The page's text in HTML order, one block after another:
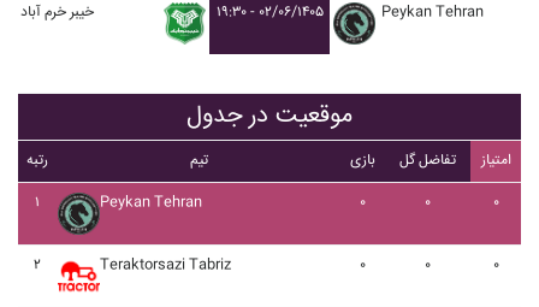
خيبر خرم آباد ۱۹:۳۰ - ۰۲/۰۶/۱۴۰۵ Peykan Tehran
موقعیت در جدول
رتبه تیم بازی تفاضل گل
امتیاز
۱
Peykan Tehran ۰ ۰ ۰
۲ Teraktorsazi Tabriz ۰ ۰ ۰